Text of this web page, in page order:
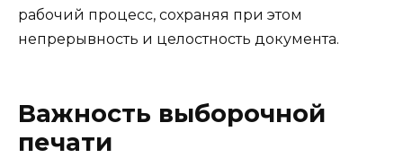
рабочий процесс, сохраняя при этом
непрерывность и целостность документа.
Важность выборочной
печати